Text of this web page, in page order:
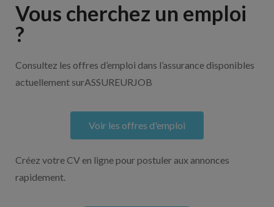
Vous cherchez un emploi
?
Consultez les offres d’emploi dans l’assurance disponibles
actuellement surASSUREURJOB
Voir les offres d'emploi
Créez votre CV en ligne pour postuler aux annonces
rapidement.